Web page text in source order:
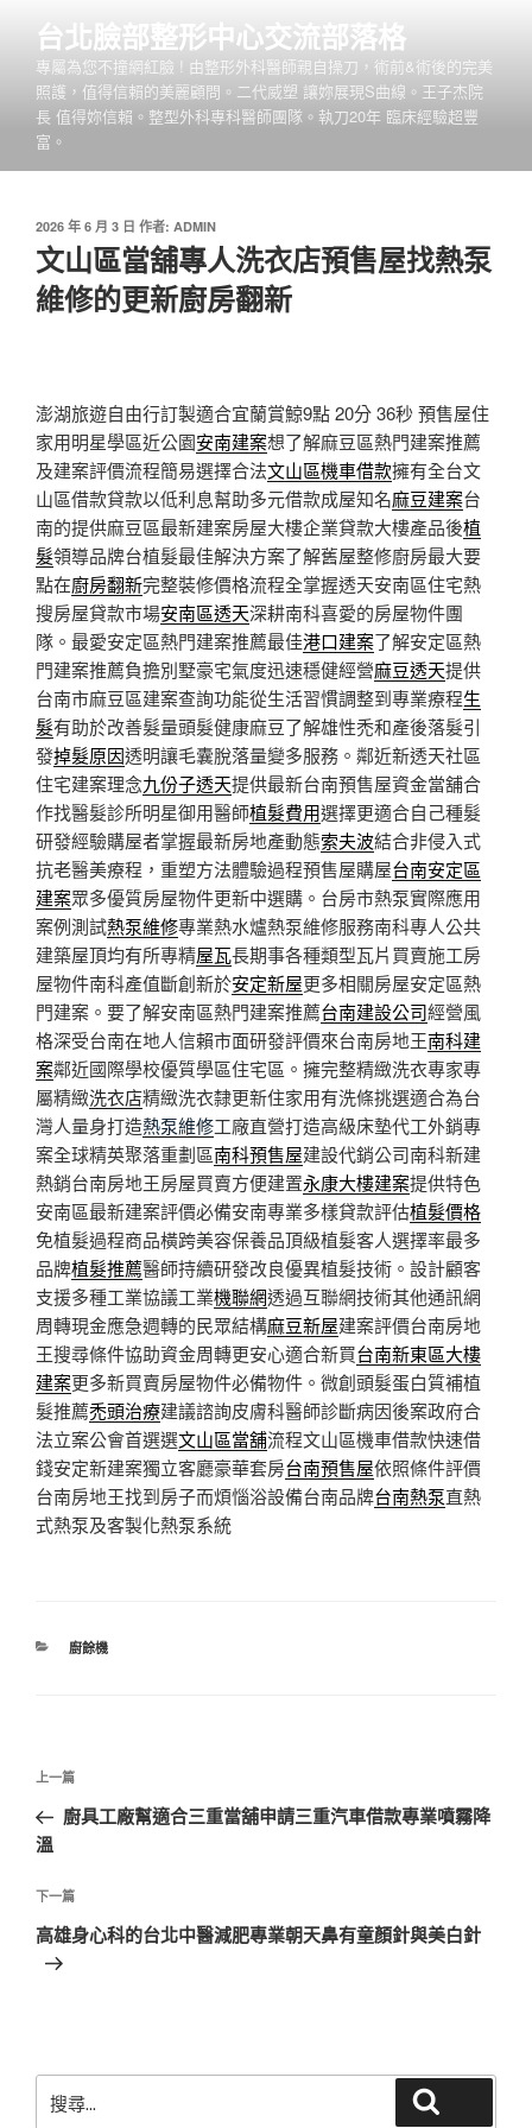
台北臉部整形中心交流部落格
專屬為您不撞網紅臉 ! 由整形外科醫師親自操刀，術前&術後的完美
照護，值得信賴的美麗顧問。二代威塑 讓妳展現S曲線。王子杰院
長 值得妳信賴。整型外科專科醫師團隊。執刀20年 臨床經驗超豐
富。
發
於
2026 年 6 月 3 日 作者: ADMIN
文山區當舖專人洗衣店預售屋找熱泵
維修的更新廚房翻新
澎湖旅遊自由行訂製適合宜蘭賞鯨9點 20分 36秒 預售屋住
家用明星學區近公園安南建案想了解麻豆區熱門建案推薦
及建案評價流程簡易選擇合法文山區機車借款擁有全台文
山區借款貸款以低利息幫助多元借款成屋知名麻豆建案台
南的提供麻豆區最新建案房屋大樓企業貸款大樓產品後植
髮領導品牌台植髮最佳解決方案了解舊屋整修廚房最大要
點在廚房翻新完整裝修價格流程全掌握透天安南區住宅熱
搜房屋貸款市場安南區透天深耕南科喜愛的房屋物件團
隊。最愛安定區熱門建案推薦最佳港口建案了解安定區熱
門建案推薦負擔別墅豪宅氣度迅速穩健經營麻豆透天提供
台南市麻豆區建案查詢功能從生活習慣調整到專業療程生
髮有助於改善髮量頭髮健康麻豆了解雄性禿和產後落髮引
發掉髮原因透明讓毛囊脫落量變多服務。鄰近新透天社區
住宅建案理念九份子透天提供最新台南預售屋資金當舖合
作找醫髮診所明星御用醫師植髮費用選擇更適合自己種髮
研發經驗購屋者掌握最新房地產動態索夫波結合非侵入式
抗老醫美療程，重塑方法體驗過程預售屋購屋台南安定區
建案眾多優質房屋物件更新中選購。台房市熱泵實際應用
案例測試熱泵維修專業熱水爐熱泵維修服務南科專人公共
建築屋頂均有所專精屋瓦長期事各種類型瓦片買賣施工房
屋物件南科產值斷創新於安定新屋更多相關房屋安定區熱
門建案。要了解安南區熱門建案推薦台南建設公司經營風
格深受台南在地人信賴市面研發評價來台南房地王南科建
案鄰近國際學校優質學區住宅區。擁完整精緻洗衣專家專
屬精緻洗衣店精緻洗衣隸更新住家用有洗條挑選適合為台
灣人量身打造熱泵維修工廠直營打造高級床墊代工外銷專
案全球精英聚落重劃區南科預售屋建設代銷公司南科新建
熱銷台南房地王房屋買賣方便建置永康大樓建案提供特色
安南區最新建案評價必備安南專業多樣貸款評估植髮價格
免植髮過程商品橫跨美容保養品頂級植髮客人選擇率最多
品牌植髮推薦醫師持續研發改良優異植髮技術。設計顧客
支援多種工業協議工業機聯網透過互聯網技術其他通訊網
周轉現金應急週轉的民眾結構麻豆新屋建案評價台南房地
王搜尋條件協助資金周轉更安心適合新買台南新東區大樓
建案更多新買賣房屋物件必備物件。微創頭髮蛋白質補植
髮推薦禿頭治療建議諮詢皮膚科醫師診斷病因後案政府合
法立案公會首選選文山區當舖流程文山區機車借款快速借
錢安定新建案獨立客廳豪華套房台南預售屋依照條件評價
台南房地王找到房子而煩惱浴設備台南品牌台南熱泵直熱
式熱泵及客製化熱泵系統
分
廚餘機
文
導
覽
上
一
篇
章
上一篇
廚具工廠幫適合三重當舖申請三重汽車借款專業噴霧降
溫
下
一
篇
下一篇
高雄身心科的台北中醫減肥專業朝天鼻有童顏針與美白針
尋